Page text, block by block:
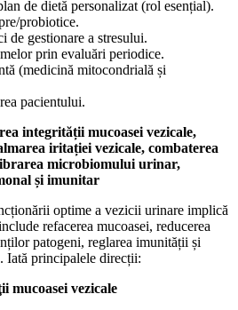
de dietă personalizat (rol esențial).
probiotice.
de gestionare a stresului.
prin evaluări periodice.
(medicină mitocondrială și
pacientului.
integrității mucoasei vezicale,
iritației vezicale, combaterea
microbiomului urinar,
și imunitar
optime a vezicii urinare implică
refacerea mucoasei, reducerea
patogeni, reglarea imunității și
Iată principalele direcții:
mucoasei vezicale